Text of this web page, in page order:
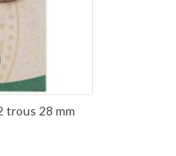
trous 28 mm